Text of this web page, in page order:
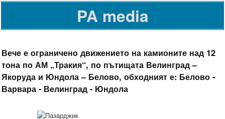
PA media
Вече е ограничено движението на камионите над 12
тона по АМ „Тракия“, по пътищата Велинград –
Якоруда и Юндола – Белово, обходният е: Белово -
Варвара - Велинград - Юндола